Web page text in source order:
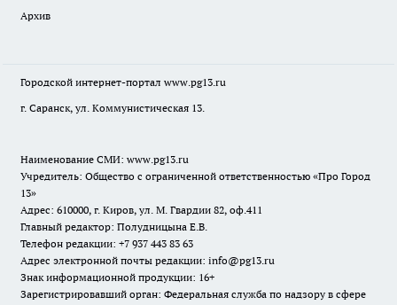
Архив
Городской интернет-портал www.pg13.ru
г. Саранск, ул. Коммунистическая 13.
Наименование СМИ: www.pg13.ru
Учредитель: Общество с ограниченной ответственностью «Про Город
13»
Адрес: 610000, г. Киров, ул. М. Гвардии 82, оф.411
Главный редактор: Полудницына Е.В.
Телефон редакции: +7 937 443 83 63
Адрес электронной почты редакции: info@pg13.ru
Знак информационной продукции: 16+
Зарегистрировавший орган: Федеральная служба по надзору в сфере